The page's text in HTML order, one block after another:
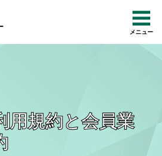
メニュー
用規約と会員業